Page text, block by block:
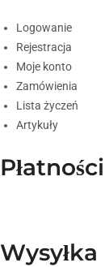
Logowanie
Rejestracja
Moje konto
Zamówienia
Lista życzeń
Artykuły
Płatności
Wysyłka